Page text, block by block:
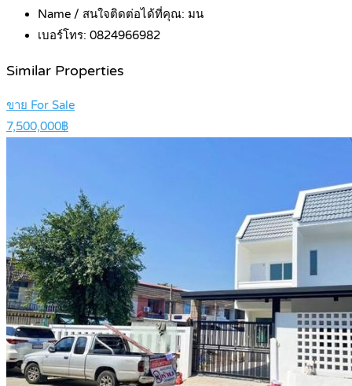
Name / สนใจติดต่อได้ที่คุณ: มน
เบอร์โทร: 0824966982
Similar Properties
ขาย For Sale
7,500,000฿